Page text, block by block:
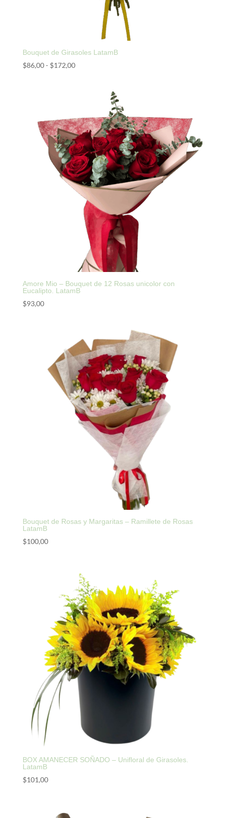
Bouquet de Girasoles LatamB
$86,00- $172,00Rango
hasta
$172,00
Amore Mio – Bouquet de 12 Rosas unicolor con
Eucalipto. LatamB
$93,00
Bouquet de Rosas y Margaritas – Ramillete de Rosas
LatamB
$100,00
BOX AMANECER SOÑADO – Unifloral de Girasoles.
LatamB
$101,00